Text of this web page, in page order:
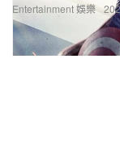
Entertainment 娛樂